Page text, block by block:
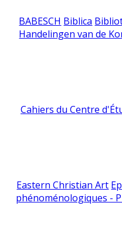
BABESCH Biblica
Handelingen van de
Cahiers du Centre
Eastern Christian Art
phénoménologiques -